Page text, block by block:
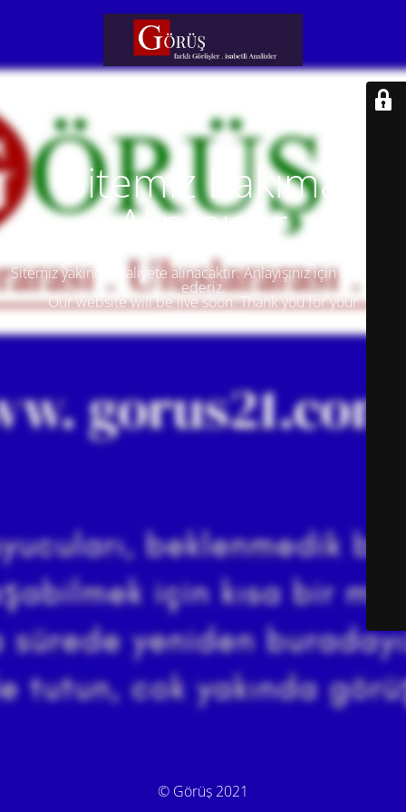
Sitemiz Bakıma
Alınmıştır
Sitemiz yakında faaliyete alınacaktır. Anlayışınız için teşekkür
ederiz.
Our website will be live soon. Thank you for your
understanding.
© Görüş 2021